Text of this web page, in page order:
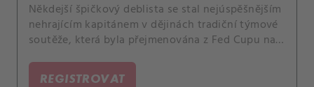
Někdejší špičkový deblista se stal nejúspěšnějším
nehrajícím kapitánem v dějinách tradiční týmové
soutěže, která byla přejmenována z Fed Cupu na
triumfu.
REGISTROVAT